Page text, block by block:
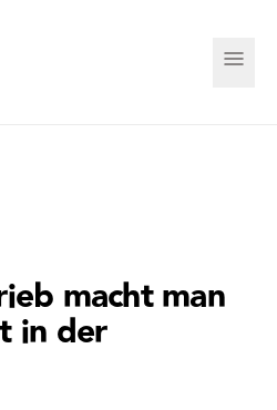
macht man
in der